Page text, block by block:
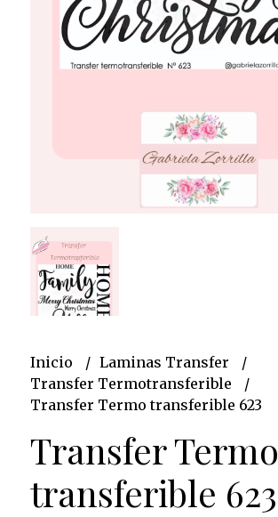
Inicio
Laminas Transfer
Transfer Termotransferible
Transfer Termo transferible 623
Transfer Termo
transferible 623